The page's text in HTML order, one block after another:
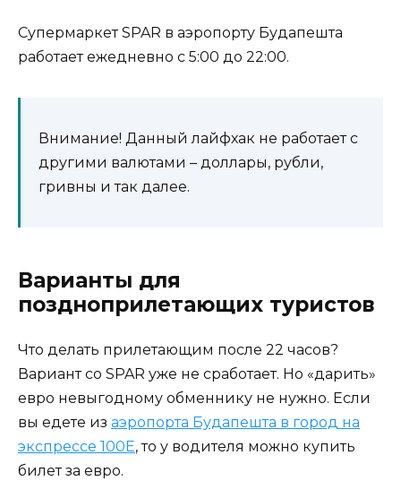
Супермаркет SPAR в аэропорту Будапешта
работает ежедневно с 5:00 до 22:00.
Внимание! Данный лайфхак не работает с
другими валютами – доллары, рубли,
гривны и так далее.
Варианты для
поздноприлетающих туристов
Что делать прилетающим после 22 часов?
Вариант со SPAR уже не сработает. Но «дарить»
евро невыгодному обменнику не нужно. Если
вы едете из аэропорта Будапешта в город на
экспрессе 100Е, то у водителя можно купить
билет за евро.